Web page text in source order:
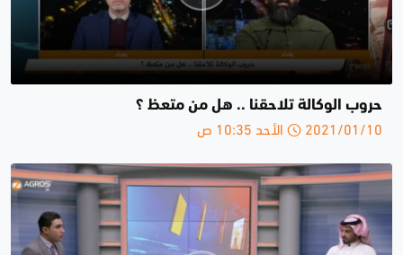
حروب الوكالة تلاحقنا .. هل من متعظ ؟
2021/01/10 الأحد 10:35 ص